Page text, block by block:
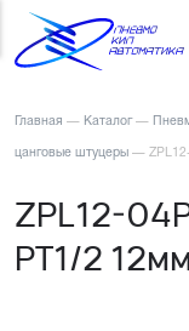
Главная — Каталог —
цанговые штуцеры —
ZPL12-
PT1/2